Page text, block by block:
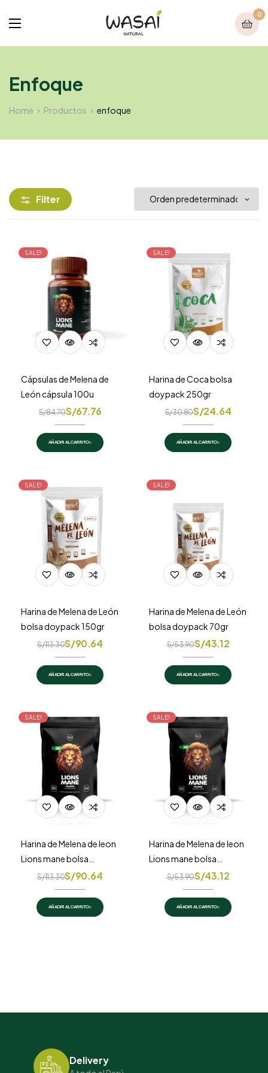
0
Enfoque
Home Productos enfoque
Filter
SALE!
Cápsulas de Melena de
León cápsula 100u
S/84.70S/67.76
AÑADIR AL CARRITO
SALE!
Harina de Coca bolsa
doypack 250gr
S/30.80S/24.64
AÑADIR AL CARRITO
SALE!
Harina de Melena de León
bolsa doypack 150gr
S/113.30S/90.64
AÑADIR AL CARRITO
SALE!
Harina de Melena de León
bolsa doypack 70gr
S/53.90S/43.12
AÑADIR AL CARRITO
SALE!
Harina de Melena de leon
Lions mane bolsa
doypack 150gr
S/113.30S/90.64
AÑADIR AL CARRITO
SALE!
Harina de Melena de leon
Lions mane bolsa
doypack 70gr
S/53.90S/43.12
AÑADIR AL CARRITO
Delivery